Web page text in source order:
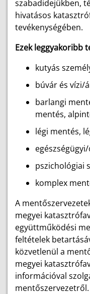
szabadidejükben,
hivatásos
tevékenységében.
Ezek leggyakoribb
kutyás
búvár és vízi/
barlangi
mentés,
légi mentés,
pszichológiai
komplex
A
megyei
együttműködési
feltételek
közvetlenül a
megyei
információval